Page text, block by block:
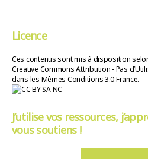
Licence
Ces contenus sont mis à disposition
Creative Commons Attribution - Pas
dans les Mêmes Conditions 3.0 France.
J’utilise vos ressources,
vous soutiens !